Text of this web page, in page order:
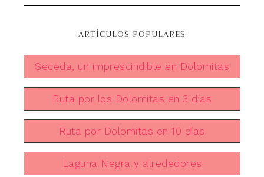
ARTÍCULOS POPULARES
Seceda, un imprescindible en Dolomitas
Ruta por los Dolomitas en 3 días
Ruta por Dolomitas en 10 días
Laguna Negra y alrededores